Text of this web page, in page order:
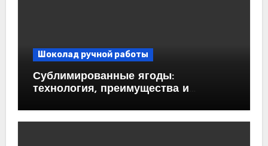
Шоколад ручной работы
Сублимированные ягоды:
технология, преимущества и